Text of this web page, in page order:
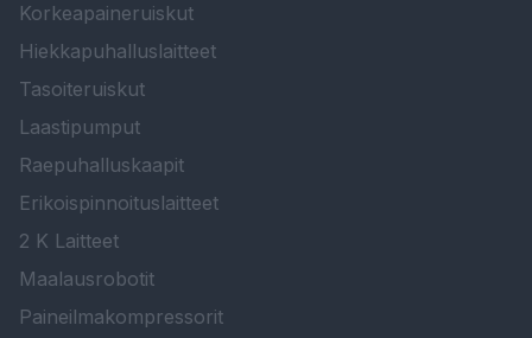
Korkeapaineruiskut
Hiekkapuhalluslaitteet
Tasoiteruiskut
Laastipumput
Raepuhalluskaapit
Erikoispinnoituslaitteet
2 K Laitteet
Maalausrobotit
Paineilmakompressorit